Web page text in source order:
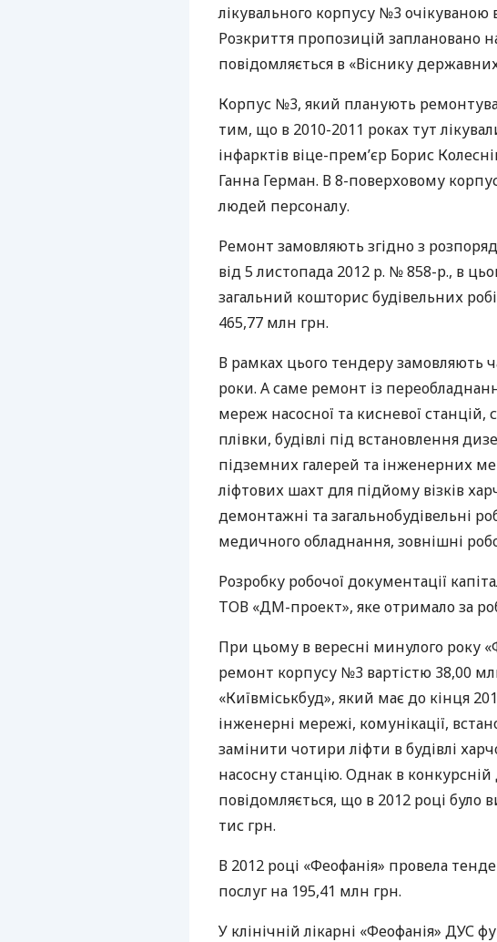
лікувального корпусу №3 очікуваною
Розкриття пропозицій заплановано
повідомляється в «Віснику
Корпус №3, який планують
тим, що в 2010-2011 роках тут
інфарктів віце-прем’єр Борис
Ганна Герман. В 8-поверховому
людей персоналу.
Ремонт замовляють згідно з
від 5 листопада 2012 р. № 858-р., в
загальний кошторис будівельних
465,77 млн грн.
В рамках цього тендеру замовляють
роки. А саме ремонт із
мереж насосної та кисневої станцій,
плівки, будівлі під встановлення
підземних галерей та інженерних
ліфтових шахт для підйому візків
демонтажні та загальнобудівельні
медичного обладнання, зовнішні
Розробку робочої документації
ТОВ «ДМ-проект», яке отримало за
При цьому в вересні минулого року
ремонт корпусу №3 вартістю 38,00
«Київміськбуд», який має до кінця
інженерні мережі, комунікації,
замінити чотири ліфти в будівлі
насосну станцію. Однак в
повідомляється, що в 2012 році було
тис грн.
В 2012 році «Феофанія» провела
послуг на 195,41 млн грн.
У клінічній лікарні «Феофанія» ДУС